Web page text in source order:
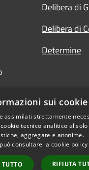
Delibera di
Delibera di
Determine
sui cookie
assimilati strettamente
tecnico analitico al
aggregate e anonime.
consultare la cookie
TUTTO RIFIUTA